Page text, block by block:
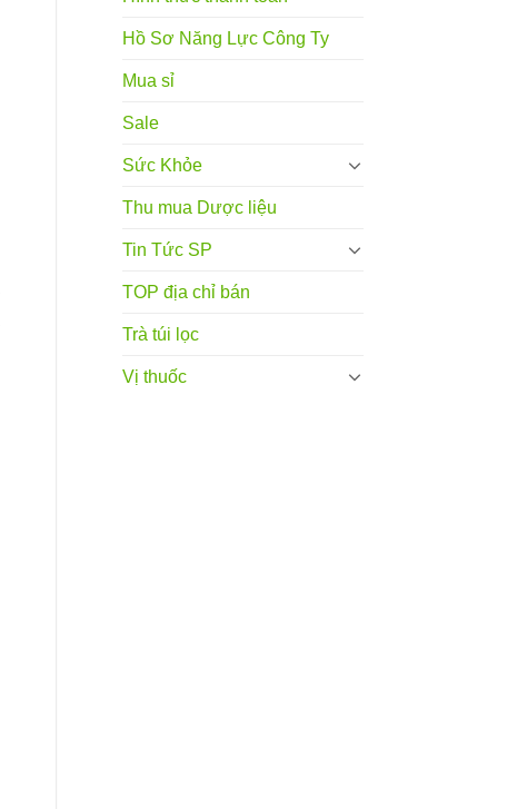
Hồ Sơ Năng Lực Công Ty
Mua sỉ
Sale
Sức Khỏe
Thu mua Dược liệu
Tin Tức SP
TOP địa chỉ bán
Trà túi lọc
Vị thuốc